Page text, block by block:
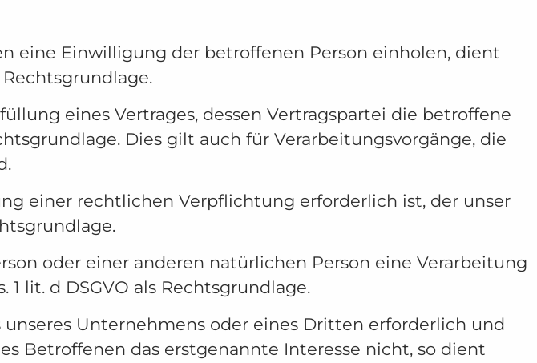
eine Einwilligung der betroffenen Person einholen, dient
eines Vertrages, dessen Vertragspartei die betroffene
Dies gilt auch für Verarbeitungsvorgänge, die
einer rechtlichen Verpflichtung erforderlich ist, der unser
oder einer anderen natürlichen Person eine Verarbeitung
lit. d DSGVO als Rechtsgrundlage.
Unternehmens oder eines Dritten erforderlich und
Betroffenen das erstgenannte Interesse nicht, so dient